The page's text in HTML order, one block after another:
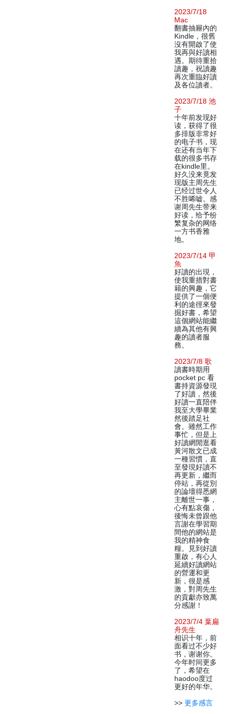
2023/7/18
Mac
翻書抽屜內的
Kindle，很舊
沒有開啟了使
我再與好讀相
遇。期待重拾
讀趣，祝讀趣
再次重臨好讀
及各位讀者。
2023/7/18 池
子
十年前发现好
读，获得了很
多排版非常好
的电子书，现
在还有当年下
载的很多书存
在kindle里。
好久没来竟发
现版主周先生
已经过世令人
不胜唏嘘。感
谢周先生带来
好读，给予纷
繁复杂的网络
一方书香雅
地。
2023/7/14 甲
魚
好讀的出現，
使我重措對書
籍的興趣，它
提供了一個便
利的途徑來發
掘好書，希望
這個網站能繼
續為其他有興
趣的讀者服
務。
2023/7/8 歌
讀書時期用
pocket pc 看
書持資源發現
了好讀，然後
好讀一直陪伴
我至大學畢業
然後踏足社
會。雖然工作
事忙，但是上
好讀網閒逛看
黃河散文已成
一種習慣，直
至發現好讀不
再更新，繼而
停站，再從別
的論壇得悉網
主離世一事，
心有點哀傷，
後悔未曾跟他
言謝在學習期
間他的網站是
我的精神食
糧。見到好讀
重啟，有心人
延續好讀網站
的營運和更
新，很是感
激，對周先生
的貢獻亦致萬
分感謝！
2023/7/4 葉扁
舟先生
相识十年，前
面看过不少好
书，谢谢你。
今年时间更多
了，希望在
haodoo度过
更好的年华。
>> 更多感言